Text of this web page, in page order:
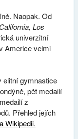
Naopak. Od
Los
univerzitní
Americe velmi
elitní gymnastice
pět medailí
z
Přehled jejích
Wikipedii.